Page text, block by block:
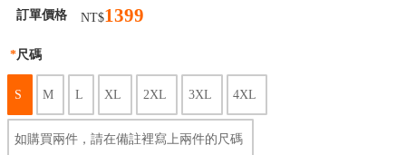
訂單價格 NT$1399
尺碼
*
S M L XL 2XL 3XL 4XL
如購買兩件，請在備註裡寫上兩件的尺碼